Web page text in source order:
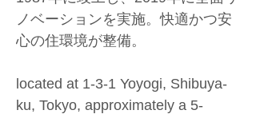
ノベーションを実施。快適かつ安
心の住環境が整備。
located at 1-3-1 Yoyogi, Shibuya-
ku, Tokyo, approximately a 5-